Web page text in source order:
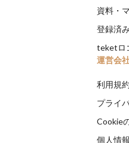
資料・
登録済
teketロ
運営会
利用規約
プライ
Cookie
個人情